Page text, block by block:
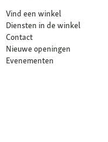
Vind een winkel
Diensten in de winkel
Contact
Nieuwe openingen
Evenementen